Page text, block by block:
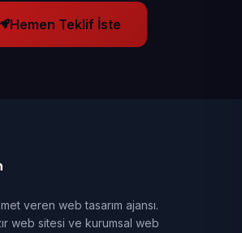
Hemen Teklif İste
veren web tasarım ajansı.
web sitesi ve kurumsal web